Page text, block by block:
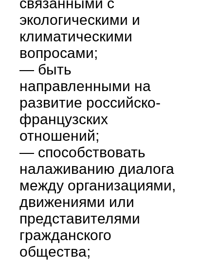
экологическими и
климатическими
вопросами;
— быть
направленными на
развитие российско-
французских
отношений;
— способствовать
налаживанию диалога
между организациями,
движениями или
представителями
гражданского
общества;